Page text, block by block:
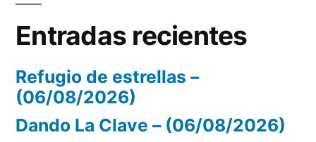
Entradas recientes
Refugio de estrellas –
(06/08/2026)
Dando La Clave – (06/08/2026)